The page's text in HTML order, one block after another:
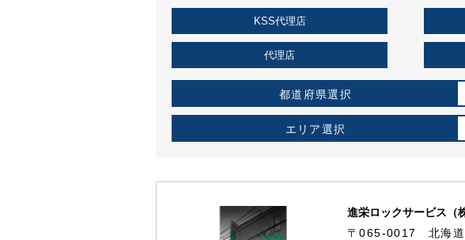
キーレックスを品番からお探しいただけます。
取扱店情報
お役立ち情報
企業様採用事例
KSS代理店
代理店
都道府県選択
エリア選択
進栄ロックサービス（
〒065-0017 北海道